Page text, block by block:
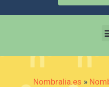
Nombralia.es »